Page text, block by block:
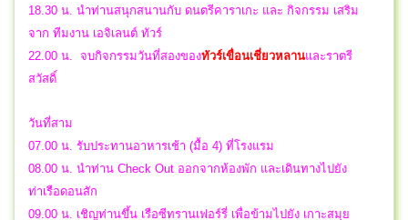
18.30 น. นำท่านสนุกสนานกับ ดนตรีคาราเกะ และ กิจกรรม เสริม
จาก ทีมงาน เอจิเลนต์ ทัวร์
22.00 น.
จบกิจกรรมวันที่สองของทัวร์เขื่อนเชี่ยวหลานและราตรี
สวัสดิ์
วันที่สาม
07.00 น. รับประทานอาหารเช้า (มื้อ 4) ที่โรงแรม
08.00 น. นำท่าน Check Out ออกจากห้องพัก และเดินทางไปยัง
ท่าเรือดอนสัก
09.00 น. เชิญท่านขึ้น เรือซีทรานเฟอร์รี่ เพื่อข้ามไปยัง เกาะสมุย